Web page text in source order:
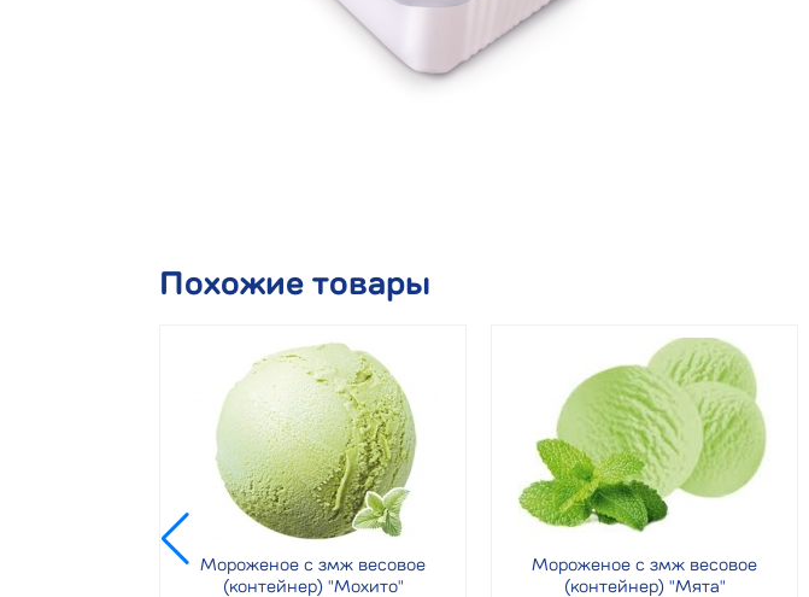
Похожие товары
Мороженое с змж весовое
(контейнер) "Мохито"
Мороженое с змж весовое
(контейнер) "Мята"